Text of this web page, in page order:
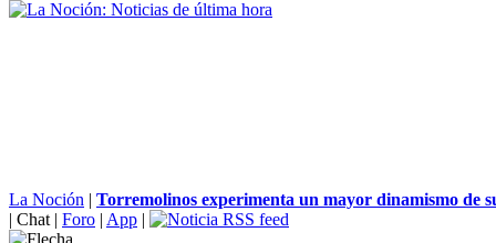
La Noción | Torremolinos experimenta un mayor dinamismo de
| Chat | Foro | App |